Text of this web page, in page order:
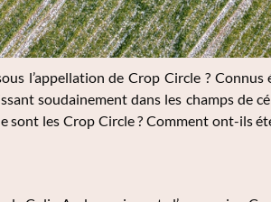
l’appellation de Crop Circle ? Connus
soudainement dans les champs de
les Crop Circle ? Comment ont-ils